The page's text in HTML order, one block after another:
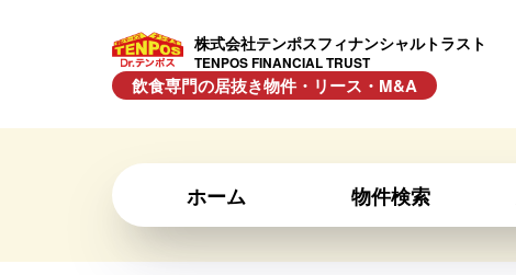
株式会社テンポスフィナンシャルトラスト
TENPOS FINANCIAL TRUST
飲食専門の居抜き物件・リース・M&A
ホーム 物件検索